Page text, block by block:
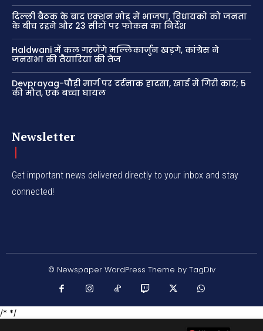
दिल्ली बैठक के बाद एक्शन मोड में भाजपा, विधायकों को जनता
के बीच रहने और 23 सीटों पर फोकस का निर्देश
Haldwani में कल गरजेंगे मल्लिकार्जुन खड़गे, कांग्रेस ने
जनसभा की तैयारियां की तेज
Devprayag-पौड़ी मार्ग पर दर्दनाक हादसा, खाई में गिरी कार; 5
की मौत, एक बच्चा घायल
Newsletter
Get important news delivered directly to your inbox and stay
connected!
© Newspaper WordPress Theme by TagDiv
/* */